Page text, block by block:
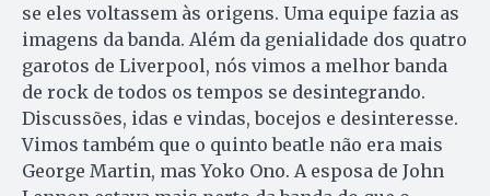
se eles voltassem às origens. Uma equipe fazia as
imagens da banda. Além da genialidade dos quatro
garotos de Liverpool, nós vimos a melhor banda
de rock de todos os tempos se desintegrando.
Discussões, idas e vindas, bocejos e desinteresse.
Vimos também que o quinto beatle não era mais
George Martin, mas Yoko Ono. A esposa de John